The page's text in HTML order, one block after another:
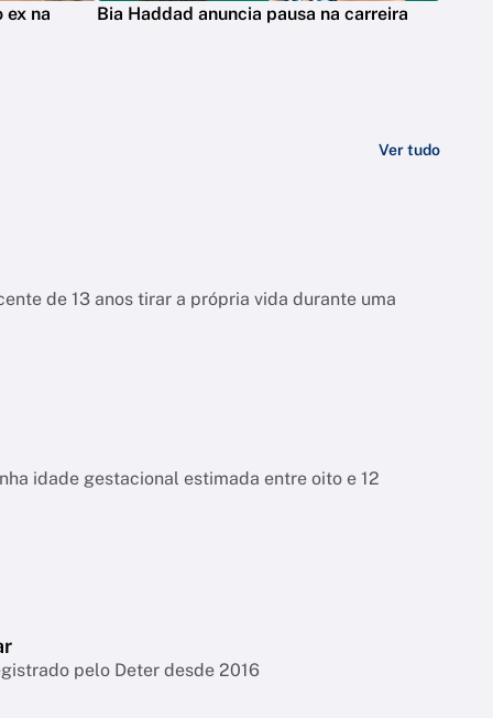
ex na
Bia Haddad anuncia pausa na carreira
Ver tudo
de 13 anos tirar a própria vida durante uma
idade gestacional estimada entre oito e 12
pelo Deter desde 2016